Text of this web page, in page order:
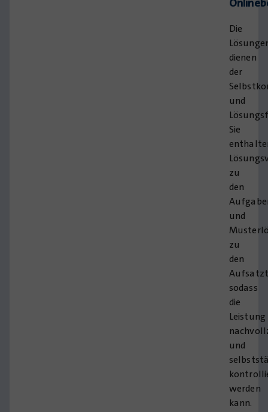
Die
dienen
der
und
Sie
zu
den
und
zu
den
sodass
die
Leistung
und
werden
kann.